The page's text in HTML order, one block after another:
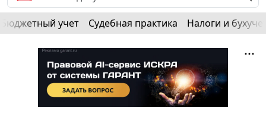
Бюджетный учет Судебная практика Налоги и